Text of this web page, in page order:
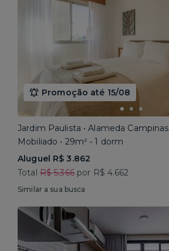
Promoção até 15/08
Jardim Paulista • Alameda Campinas
Mobiliado • 29m² • 1 dorm
Aluguel R$ 3.862
Total R$ 5.366por R$ 4.662
Similar a sua busca